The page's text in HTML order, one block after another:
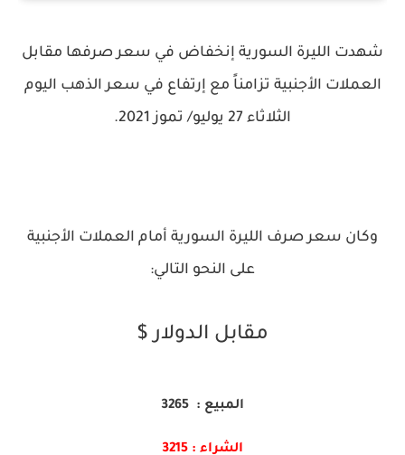
شهدت الليرة السورية إنخفاض في سعر صرفها مقابل
العملات الأجنبية تزامناً مع إرتفاع في سعر الذهب اليوم
الثلاثاء 27 يوليو/ تموز 2021.
وكان سعر صرف الليرة السورية أمام العملات الأجنبية
على النحو التالي:
مقابل الدولار $
المبيع : 3265
الشراء : 3215